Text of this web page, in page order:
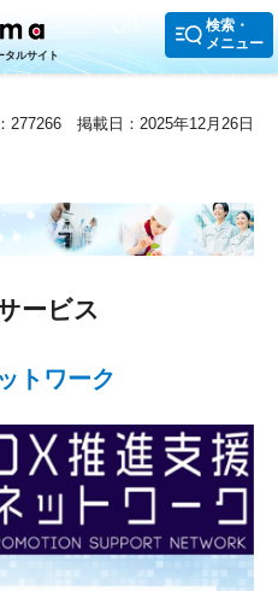
タルサイト
検索・
メニュー
277266 掲載日：2025年12月26日
ービス
トワーク